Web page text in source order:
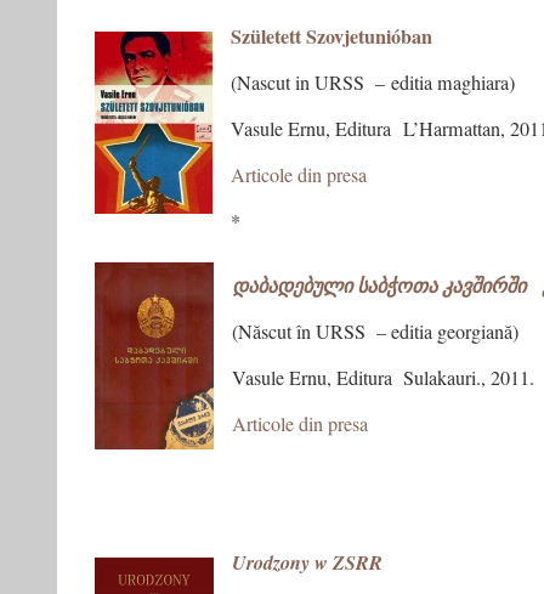
Született Szovjetunióban
(Nascut in URSS – editia maghiara)
Vasule Ernu, Editura L’Harmattan,
Articole din presa
*
დაბადებული საბჭოთა კავშირში
(Născut în URSS – editia georgiană)
Vasule Ernu, Editura Sulakauri., 2011.
Articole din presa
Urodzony w ZSRR